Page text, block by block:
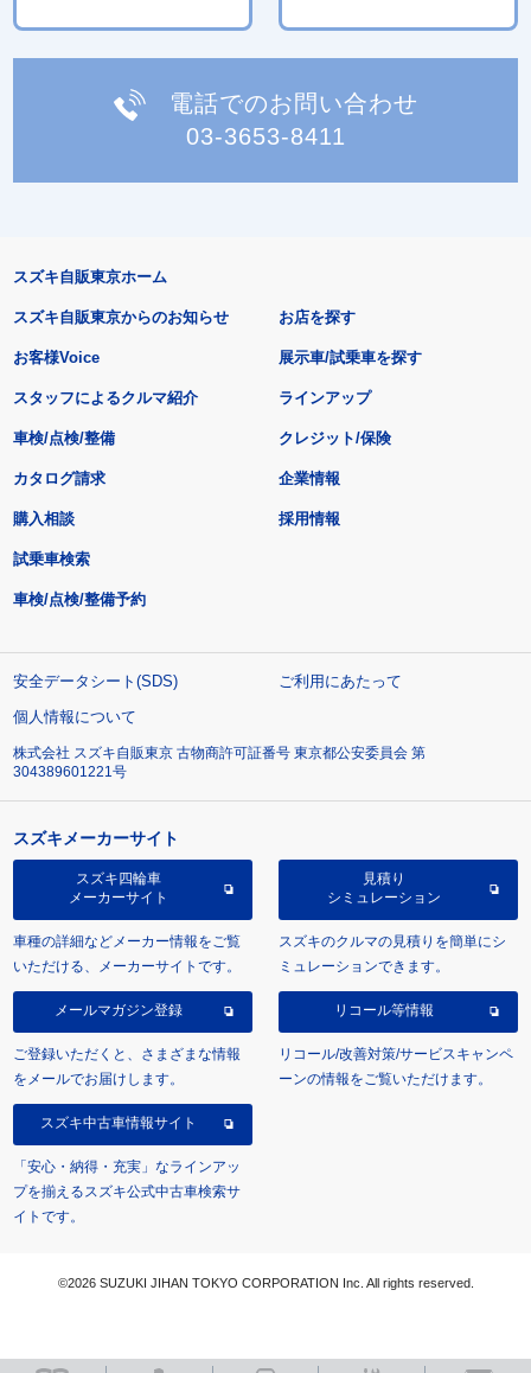
電話でのお問い合わせ
03-3653-8411
スズキ自販東京ホーム
スズキ自販東京からのお知らせ
お客様Voice
スタッフによるクルマ紹介
お店を探す
展示車/試乗車を探す
ラインアップ
車検/点検/整備 クレジット/保険
カタログ請求
購入相談
試乗車検索
車検/点検/整備予約
企業情報
採用情報
安全データシート(SDS)
ご利用にあたって
個人情報について
株式会社 スズキ自販東京 古物商許可証番号 東京都公安委員会 第
304389601221号
スズキメーカーサイト
スズキ四輪車
メーカーサイト
車種の詳細などメーカー情報をご覧
いただける、メーカーサイトです。
見積り
シミュレーション
スズキのクルマの見積りを簡単にシ
ミュレーションできます。
メールマガジン登録
ご登録いただくと、さまざまな情報
をメールでお届けします。
リコール等情報
リコール/改善対策/サービスキャンペ
ーンの情報をご覧いただけます。
スズキ中古車情報サイト
「安心・納得・充実」なラインアッ
プを揃えるスズキ公式中古車検索サ
イトです。
©2026 SUZUKI JIHAN TOKYO CORPORATION Inc. All rights reserved.